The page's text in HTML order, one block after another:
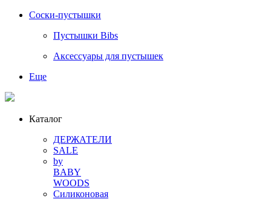
Соски-пустышки
Пустышки Bibs
Аксессуары для пустышек
Еще
Каталог
ДЕРЖАТЕЛИ
SALE
by
BABY
WOODS
Силиконовая